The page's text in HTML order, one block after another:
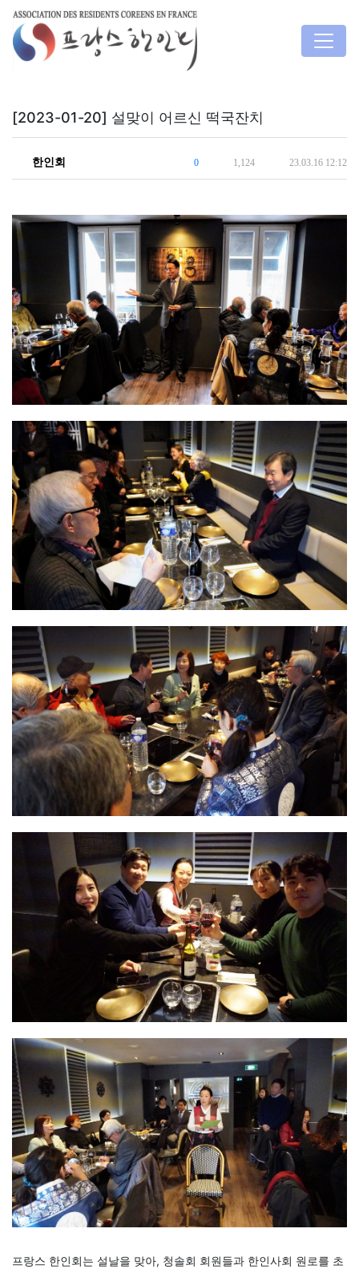
[2023-01-20] 설맞이 어르신 떡국잔치
한인회 0 1,124 23.03.16 12:12
프랑스 한인회는 설날을 맞아, 청솔회 회원들과 한인사회 원로를 초